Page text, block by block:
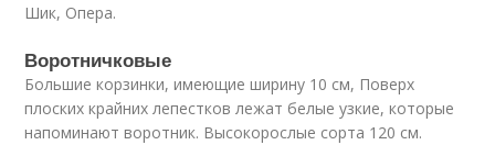
Шик, Опера.
Воротничковые
Большие корзинки, имеющие ширину 10 см, Поверх
плоских крайних лепестков лежат белые узкие, которые
напоминают воротник. Высокорослые сорта 120 см.